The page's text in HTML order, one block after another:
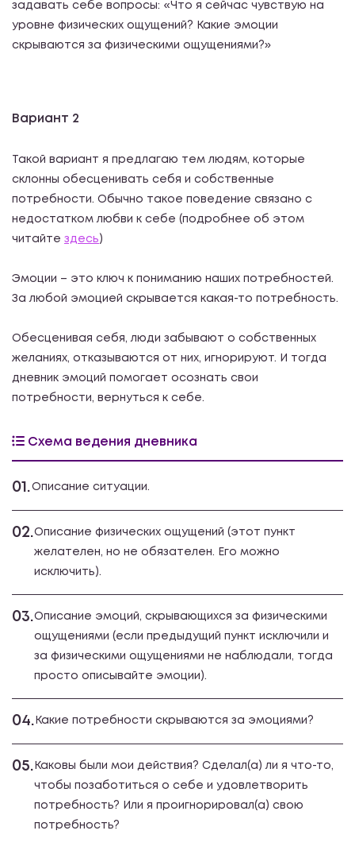
задавать себе вопросы: «Что я сейчас чувствую на
уровне физических ощущений? Какие эмоции
скрываются за физическими ощущениями?»
Вариант 2
Такой вариант я предлагаю тем людям, которые
склонны обесценивать себя и собственные
потребности. Обычно такое поведение связано с
недостатком любви к себе (подробнее об этом
читайте здесь )
Эмоции – это ключ к пониманию наших потребностей.
За любой эмоцией скрывается какая-то потребность.
Обесценивая себя, люди забывают о собственных
желаниях, отказываются от них, игнорируют. И тогда
дневник эмоций помогает осознать свои
потребности, вернуться к себе.
Схема ведения дневника
01.Описание ситуации.
02.Описание физических ощущений (этот пункт
желателен, но не обязателен. Его можно
исключить).
03.Описание эмоций, скрывающихся за физическими
ощущениями (если предыдущий пункт исключили и
за физическими ощущениями не наблюдали, тогда
просто описывайте эмоции).
04. Какие потребности скрываются за эмоциями?
05. Каковы были мои действия? Сделал(а) ли я что-то,
чтобы позаботиться о себе и удовлетворить
потребность? Или я проигнорировал(а) свою
потребность?